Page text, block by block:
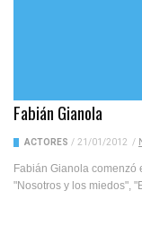
Fabián Gianola
ACTORES / 21/01/2012 /
Fabián Gianola comenzó
"Nosotros y los miedos",